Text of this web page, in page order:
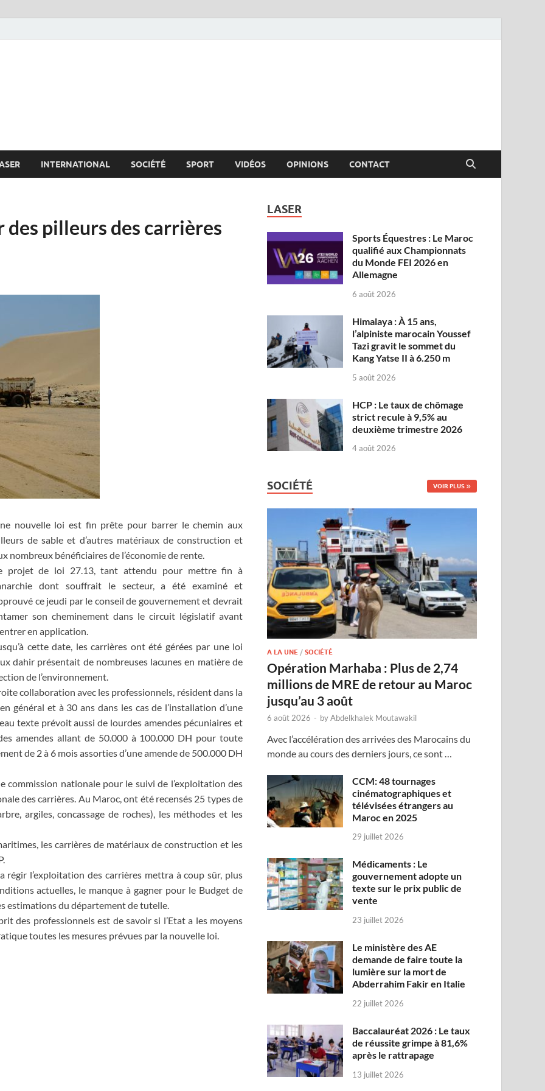
INTERNATIONAL SOCIÉTÉ SPORT VIDÉOS OPINIONS CONTACT
des pilleurs des carrières
nouvelle loi est fin prête pour barrer le chemin aux
de sable et d’autres matériaux de construction et
nombreux bénéficiaires de l’économie de rente.
projet de loi 27.13, tant attendu pour mettre fin à
dont souffrait le secteur, a été examiné et
ce jeudi par le conseil de gouvernement et devrait
son cheminement dans le circuit législatif avant
en application.
cette date, les carrières ont été gérées par une loi
dahir présentait de nombreuses lacunes en matière de
de l’environnement.
collaboration avec les professionnels, résident dans la
général et à 30 ans dans les cas de l’installation d’une
texte prévoit aussi de lourdes amendes pécuniaires et
amendes allant de 50.000 à 100.000 DH pour toute
de 2 à 6 mois assorties d’une amende de 500.000 DH
commission nationale pour le suivi de l’exploitation des
des carrières. Au Maroc, ont été recensés 25 types de
argiles, concassage de roches), les méthodes et les
les carrières de matériaux de construction et les
l’exploitation des carrières mettra à coup sûr, plus
actuelles, le manque à gagner pour le Budget de
estimations du département de tutelle.
des professionnels est de savoir si l’Etat a les moyens
toutes les mesures prévues par la nouvelle loi.
LASER
Sports Équestres : Le Maroc
qualifié aux Championnats
du Monde FEI 2026 en
Allemagne
6 août 2026
Himalaya : À 15 ans,
l’alpiniste marocain Youssef
Tazi gravit le sommet du
Kang Yatse II à 6.250 m
5 août 2026
HCP : Le taux de chômage
strict recule à 9,5% au
deuxième trimestre 2026
4 août 2026
SOCIÉTÉ VOIR PLUS
A LA UNE /SOCIÉTÉ
Opération Marhaba : Plus de 2,74
millions de MRE de retour au Maroc
jusqu’au 3 août
6 août 2026 - byAbdelkhalek Moutawakil
Avec l’accélération des arrivées des Marocains du
monde au cours des derniers jours, ce sont …
CCM: 48 tournages
cinématographiques et
télévisées étrangers au
Maroc en 2025
29 juillet 2026
Médicaments : Le
gouvernement adopte un
texte sur le prix public de
vente
23 juillet 2026
Le ministère des AE
demande de faire toute la
lumière sur la mort de
Abderrahim Fakir en Italie
22 juillet 2026
Baccalauréat 2026 : Le taux
de réussite grimpe à 81,6%
après le rattrapage
13 juillet 2026